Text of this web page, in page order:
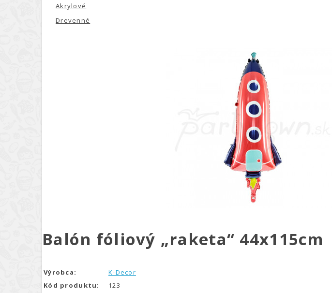
Akrylové
Drevenné
Balón fóliový „raketa“ 44x115cm
Výrobca:
K-Decor
Kód produktu:
123